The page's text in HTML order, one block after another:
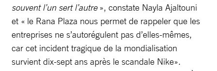
souvent l’un sert l’autre», constate Nayla Ajaltouni
et « le Rana Plaza nous permet de rappeler que les
entreprises ne s’autorégulent pas d’elles-mêmes,
car cet incident tragique de la mondialisation
survient dix-sept ans après le scandale Nike».